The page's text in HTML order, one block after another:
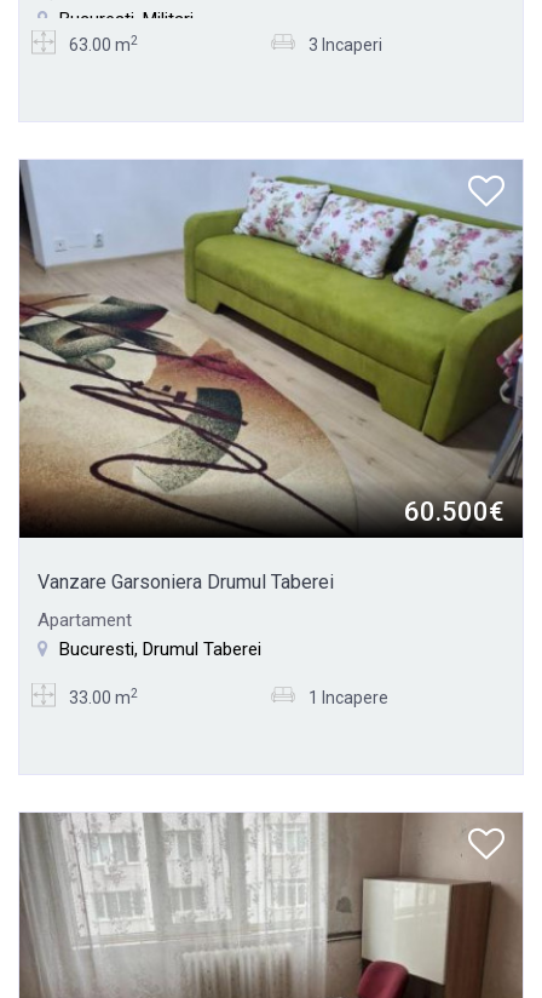
Bucuresti, Militari
63.00 m2 3 Incaperi
60.500€
Vanzare Garsoniera Drumul Taberei
Apartament
Bucuresti, Drumul Taberei
33.00 m2 1 Incapere